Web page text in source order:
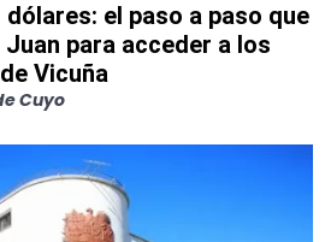
el paso a paso que
para acceder a los
Vicuña
Cuyo